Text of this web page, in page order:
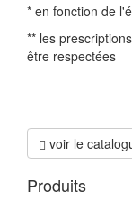
* en fonction de
** les
être respectées
voir le
Produits